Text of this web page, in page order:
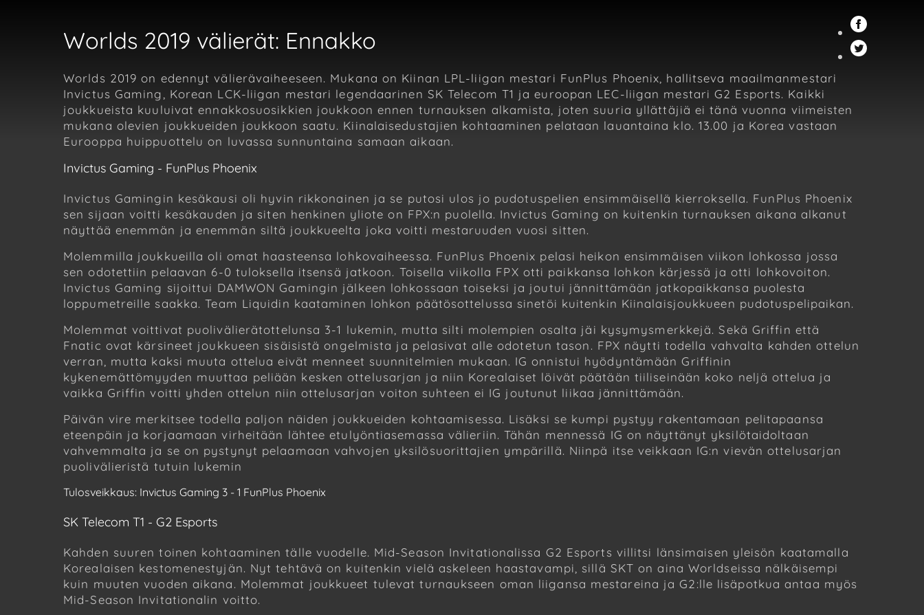
Worlds 2019 välierät: Ennakko
Worlds 2019 on edennyt välierävaiheeseen. Mukana on Kiinan LPL-liigan mestari FunPlus Phoenix, hallitseva maailmanmestari
Invictus Gaming, Korean LCK-liigan mestari legendaarinen SK Telecom T1 ja euroopan LEC-liigan mestari G2 Esports. Kaikki
joukkueista kuuluivat ennakkosuosikkien joukkoon ennen turnauksen alkamista, joten suuria yllättäjiä ei tänä vuonna viimeisten
mukana olevien joukkueiden joukkoon saatu. Kiinalaisedustajien kohtaaminen pelataan lauantaina klo. 13.00 ja Korea vastaan
Eurooppa huippuottelu on luvassa sunnuntaina samaan aikaan.
Invictus Gaming - FunPlus Phoenix
Invictus Gamingin kesäkausi oli hyvin rikkonainen ja se putosi ulos jo pudotuspelien ensimmäisellä kierroksella. FunPlus Phoenix
sen sijaan voitti kesäkauden ja siten henkinen yliote on FPX:n puolella. Invictus Gaming on kuitenkin turnauksen aikana alkanut
näyttää enemmän ja enemmän siltä joukkueelta joka voitti mestaruuden vuosi sitten.
Molemmilla joukkueilla oli omat haasteensa lohkovaiheessa. FunPlus Phoenix pelasi heikon ensimmäisen viikon lohkossa jossa
sen odotettiin pelaavan 6-0 tuloksella itsensä jatkoon. Toisella viikolla FPX otti paikkansa lohkon kärjessä ja otti lohkovoiton.
Invictus Gaming sijoittui DAMWON Gamingin jälkeen lohkossaan toiseksi ja joutui jännittämään jatkopaikkansa puolesta
loppumetreille saakka. Team Liquidin kaataminen lohkon päätösottelussa sinetöi kuitenkin Kiinalaisjoukkueen pudotuspelipaikan.
Molemmat voittivat puolivälierätottelunsa 3-1 lukemin, mutta silti molempien osalta jäi kysymysmerkkejä. Sekä Griffin että
Fnatic ovat kärsineet joukkueen sisäisistä ongelmista ja pelasivat alle odotetun tason. FPX näytti todella vahvalta kahden ottelun
verran, mutta kaksi muuta ottelua eivät menneet suunnitelmien mukaan. IG onnistui hyödyntämään Griffinin
kykenemättömyyden muuttaa peliään kesken ottelusarjan ja niin Korealaiset löivät päätään tiiliseinään koko neljä ottelua ja
vaikka Griffin voitti yhden ottelun niin ottelusarjan voiton suhteen ei IG joutunut liikaa jännittämään.
Päivän vire merkitsee todella paljon näiden joukkueiden kohtaamisessa. Lisäksi se kumpi pystyy rakentamaan pelitapaansa
eteenpäin ja korjaamaan virheitään lähtee etulyöntiasemassa välieriin. Tähän mennessä IG on näyttänyt yksilötaidoltaan
vahvemmalta ja se on pystynyt pelaamaan vahvojen yksilösuorittajien ympärillä. Niinpä itse veikkaan IG:n vievän ottelusarjan
puolivälieristä tutuin lukemin
Tulosveikkaus: Invictus Gaming 3 - 1 FunPlus Phoenix
SK Telecom T1 - G2 Esports
Kahden suuren toinen kohtaaminen tälle vuodelle. Mid-Season Invitationalissa G2 Esports villitsi länsimaisen yleisön kaatamalla
Korealaisen kestomenestyjän. Nyt tehtävä on kuitenkin vielä askeleen haastavampi, sillä SKT on aina Worldseissa nälkäisempi
kuin muuten vuoden aikana. Molemmat joukkueet tulevat turnaukseen oman liigansa mestareina ja G2:lle lisäpotkua antaa myös
Mid-Season Invitationalin voitto.